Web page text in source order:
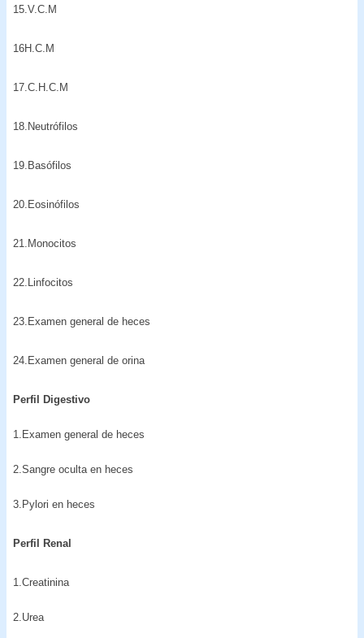
15.V.C.M
16H.C.M
17.C.H.C.M
18.Neutrófilos
19.Basófilos
20.Eosinófilos
21.Monocitos
22.Linfocitos
23.Examen general de heces
24.Examen general de orina
Perfil Digestivo
1.Examen general de heces
2.Sangre oculta en heces
3.Pylori en heces
Perfil Renal
1.Creatinina
2.Urea